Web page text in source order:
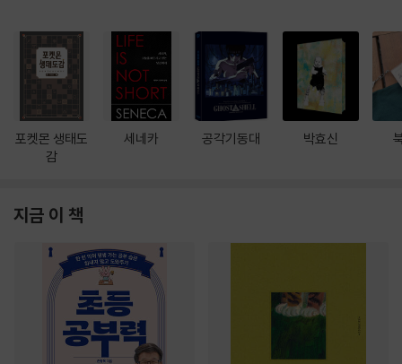
포켓몬 생태도
감
세네카 공각기동대 박효신
지금 이 책